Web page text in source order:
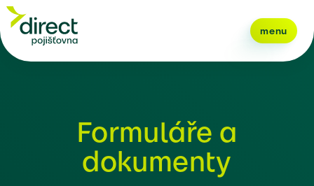
menu
Formuláře a
dokumenty